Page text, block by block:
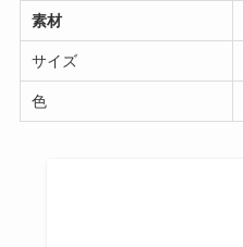
素材
サイズ
色